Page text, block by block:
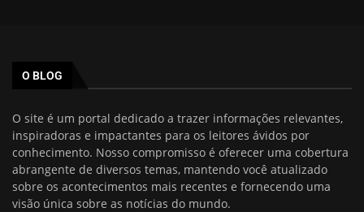
O BLOG
O site é um portal dedicado a trazer informações relevantes,
inspiradoras e impactantes para os leitores ávidos por
conhecimento. Nosso compromisso é oferecer uma cobertura
abrangente de diversos temas, mantendo você atualizado
sobre os acontecimentos mais recentes e fornecendo uma
visão única sobre as notícias do mundo.